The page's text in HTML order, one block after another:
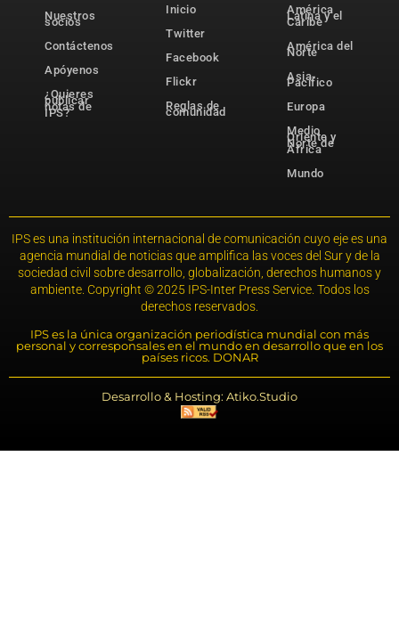
Nuestros
socios
Contáctenos
Apóyenos
¿Quieres
publicar
notas de
IPS?
Inicio
Twitter
Facebook
Flickr
Reglas de
comunidad
América
Latina y el
Caribe
América del
Norte
Asia-
Pacífico
Europa
Medio
Oriente y
Norte de
África
Mundo
IPS es una institución internacional de comunicación cuyo eje es una
agencia mundial de noticias que amplifica las voces del Sur y de la
sociedad civil sobre desarrollo, globalización, derechos humanos y
ambiente. Copyright © 2025 IPS-Inter Press Service. Todos los
derechos reservados.
IPS es la única organización periodística mundial con más
personal y corresponsales en el mundo en desarrollo que en los
países ricos. DONAR
Desarrollo & Hosting: Atiko.Studio